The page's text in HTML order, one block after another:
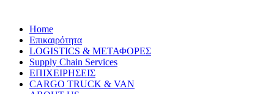
Home
Επικαιρότητα
LOGISTICS & ΜΕΤΑΦΟΡΕΣ
Supply Chain Services
ΕΠΙΧΕΙΡΗΣΕΙΣ
CARGO TRUCK & VAN